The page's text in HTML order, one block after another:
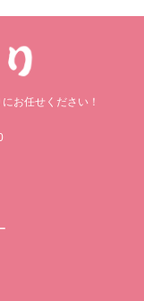
お任せください！